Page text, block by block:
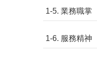
1-5. 業務職掌
1-6. 服務精神